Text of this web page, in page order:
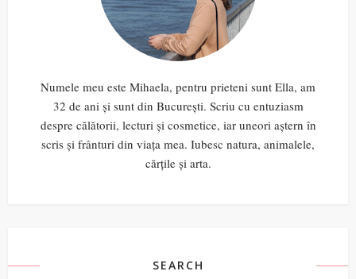
Numele meu este Mihaela, pentru prieteni sunt Ella, am
32 de ani și sunt din București. Scriu cu entuziasm
despre călătorii, lecturi și cosmetice, iar uneori aștern în
scris și frânturi din viața mea. Iubesc natura, animalele,
cărțile și arta.
SEARCH